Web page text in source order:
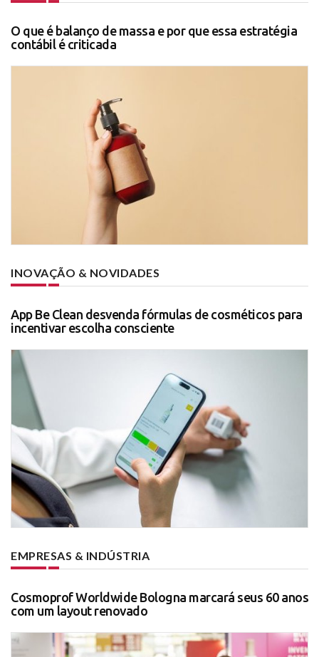
O que é balanço de massa e por que essa estratégia
contábil é criticada
INOVAÇÃO & NOVIDADES
App Be Clean desvenda fórmulas de cosméticos para
incentivar escolha consciente
EMPRESAS & INDÚSTRIA
Cosmoprof Worldwide Bologna marcará seus 60 anos
com um layout renovado